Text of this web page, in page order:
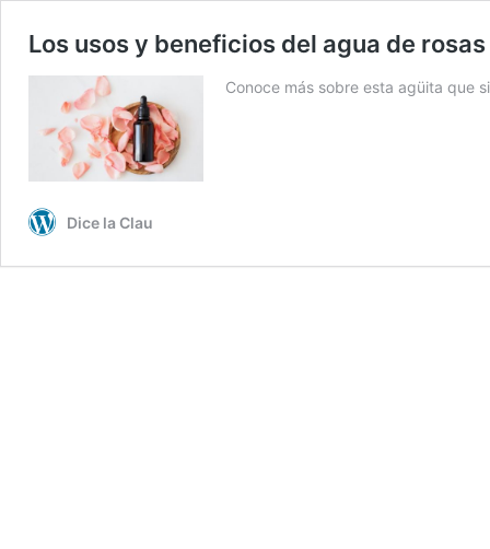
Los usos y beneficios del agua de
Conoce más sobre esta agüita que
Dice la Clau